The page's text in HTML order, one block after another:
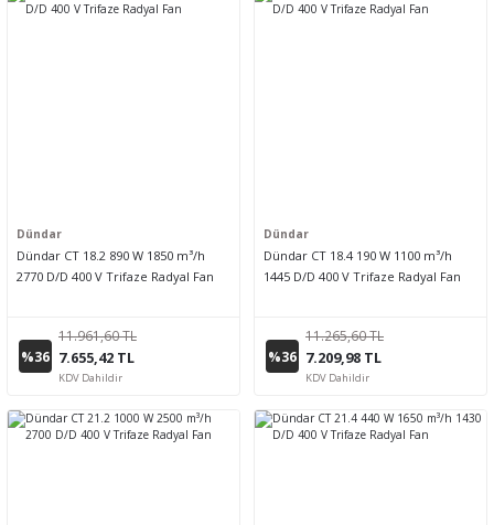
Dündar
Dündar CT 18.2 890 W 1850 m³/h
2770 D/D 400 V Trifaze Radyal Fan
%36
11.961,60 TL
7.655,42 TL
KDV Dahildir
Dündar
Dündar CT 18.4 190 W 1100 m³/h
1445 D/D 400 V Trifaze Radyal Fan
%36
11.265,60 TL
7.209,98 TL
KDV Dahildir